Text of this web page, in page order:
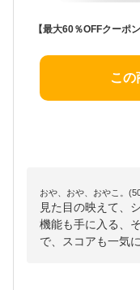
この
おや、おや、おやこ。
見た目の映えて、
機能も手に入る、
で、スコアも一気